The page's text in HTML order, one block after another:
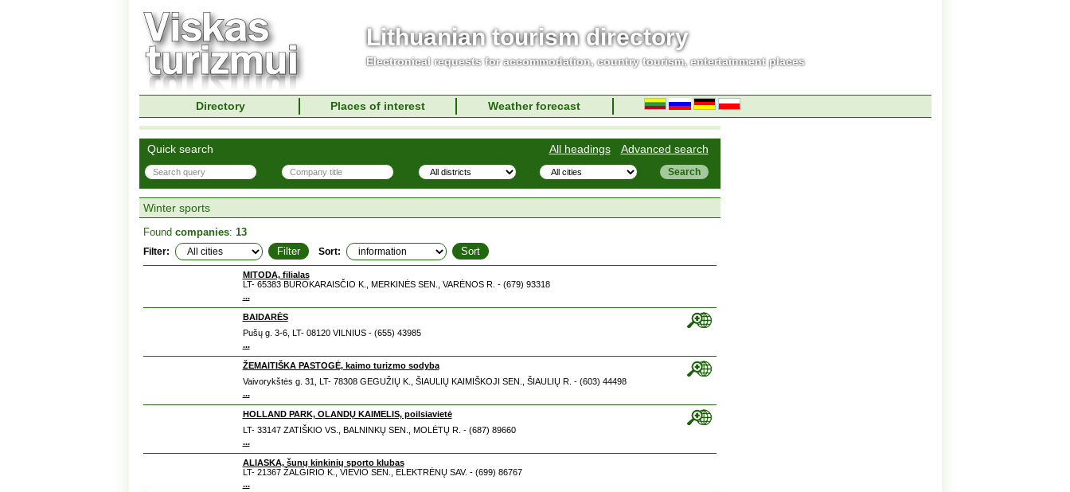
Lithuanian tourism directory
Electronical requests for accommodation, country tourism, entertainment places
Directory Places of interest Weather forecast
All headings Advanced search
Quick search
Winter sports
Found companies: 13
Filter: Sort:
MITODA, filialas
LT- 65383 BUROKARAISČIO K., MERKINĖS SEN., VARĖNOS R. - (679) 93318
...
BAIDARĖS
Pušų g. 3-6, LT- 08120 VILNIUS - (655) 43985
...
ŽEMAITIŠKA PASTOGĖ, kaimo turizmo sodyba
Vaivorykštės g. 31, LT- 78308 GEGUŽIŲ K., ŠIAULIŲ KAIMIŠKOJI SEN., ŠIAULIŲ R. - (603) 44498
...
HOLLAND PARK, OLANDŲ KAIMELIS, poilsiavietė
LT- 33147 ZATIŠKIO VS., BALNINKŲ SEN., MOLĖTŲ R. - (687) 89660
...
ALIASKA, šunų kinkinių sporto klubas
LT- 21367 ŽALGIRIO K., VIEVIO SEN., ELEKTRĖNŲ SAV. - (699) 86767
...